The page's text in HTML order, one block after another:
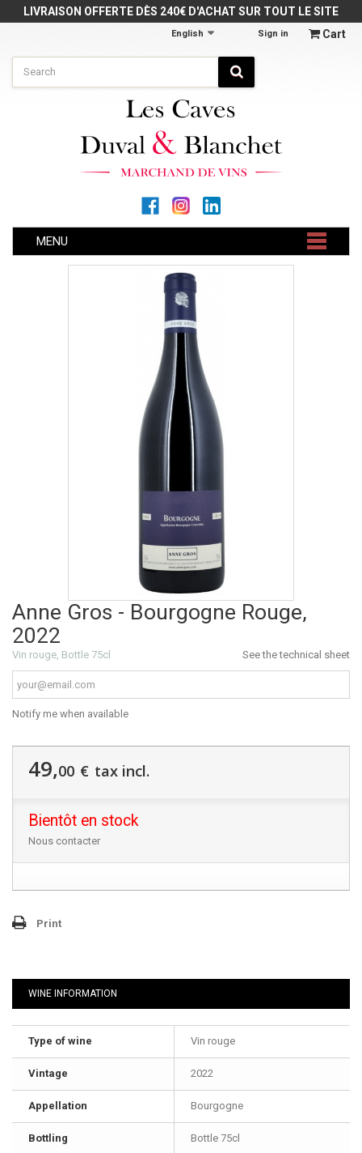
LIVRAISON OFFERTE DÈS 240€ D'ACHAT SUR TOUT LE SITE
Cart
Sign in
English
MENU
Anne Gros - Bourgogne Rouge,
2022
Vin rouge, Bottle 75cl See the technical sheet
Notify me when available
49,00 € tax incl.
Bientôt en stock
Nous contacter
Print
WINE INFORMATION
Type of wine Vin rouge
Vintage 2022
Appellation Bourgogne
Bottling Bottle 75cl
Cookies management panel